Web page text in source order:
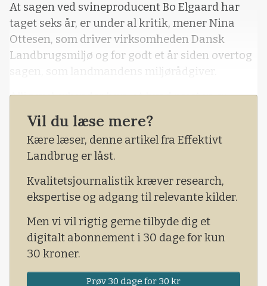
At sagen ved svineproducent Bo Elgaard har
taget seks år, er under al kritik, mener Nina
Ottesen, som driver virksomheden Dansk
Landbrugsmiljø og for godt et år siden overtog
sagen, som landmandens miljørådgiver.
Alligevel erkender hun, at hvad næsten er
endnu mere opsigtsvækkende er, at Bo Elgaard
langt fra er alene.
Det skyldes ifølge hende, at der, dengang de nye
hvordan miljøspalter skulle angives i
forbindelse med husdyrsager.
Vil du læse mere?
Kære læser, denne artikel fra Effektivt
Landbrug er låst.
Kvalitetsjournalistik kræver research,
ekspertise og adgang til relevante kilder.
Men vi vil rigtig gerne tilbyde dig et
digitalt abonnement i 30 dage for kun
30 kroner.
Prøv 30 dage for 30 kr